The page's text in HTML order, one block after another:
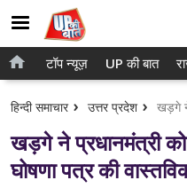
होम
टॉप न्यूज़
UP की बात
टॉप न्यूज़ UP की बात
हिन्दी समाचार उत्तर प्रदेश
खड़गे ने प्रधानमंत्री
घोषणा पत्र की
गाजियाबाद
लखनऊ